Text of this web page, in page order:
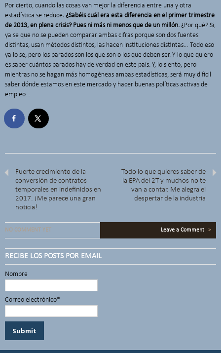
Por cierto, cuando las cosas van mejor la diferencia entre una y otra
estadística se reduce. ¿Sabéis cuál era esta diferencia en el primer trimestre
de 2013, en plena crisis? Pues ni más ni menos que de un millón. ¿Por qué? Si,
ya se que no se pueden comparar ambas cifras porque son dos fuentes
distintas, usan métodos distintos, las hacen instituciones distintas… Todo eso
ya lo se, pero los parados son los que son o los que deben ser. Y lo que quiero
es saber cuántos parados hay de verdad en este país. Y, lo siento, pero
mientras no se hagan más homogéneas ambas estadísticas, será muy difícil
saber dónde estamos en este mercado y hacer buenas políticas activas de
empleo…
Fuerte crecimiento de la
conversión de contratos
temporales en indefinidos en
2017. ¡Me parece una gran
noticia!
Todo lo que quieres saber de
la EPA del 2T y muchos no te
van a contar. Me alegra el
despertar de la industria
NO COMMENT YET Leave a Comment >
RECIBE LOS POSTS POR EMAIL
Nombre
Correo electrónico*